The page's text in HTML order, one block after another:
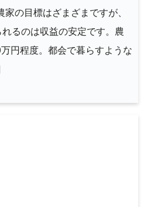
の目標はざまざまですが、
るのは収益の安定です。農
円程度。都会で暮らすような